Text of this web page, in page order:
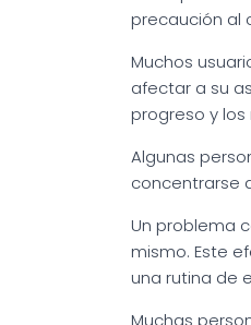
precaución al
Muchos
afectar a su
progreso y
Algunas
concentrarse
Un problema
mismo. Este
una rutina de
Muchas